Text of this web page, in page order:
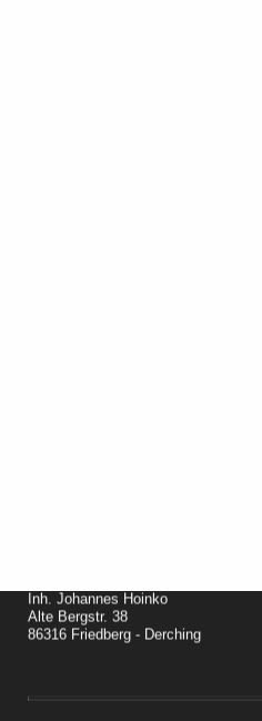
Inh. Johannes Hoinko
Alte Bergstr. 38
86316 Friedberg - Derching